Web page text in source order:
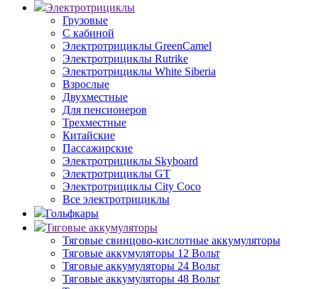
Электротрициклы
Грузовые
С кабиной
Электротрициклы GreenCamel
Электротрициклы Rutrike
Электротрициклы White Siberia
Взрослые
Двухместные
Для пенсионеров
Трехместные
Китайские
Пассажирские
Электротрициклы Skyboard
Электротрициклы GT
Электротрициклы City Coco
Все электротрициклы
Гольфкары
Тяговые аккумуляторы
Тяговые свинцово-кислотные аккумуляторы
Тяговые аккумуляторы 12 Вольт
Тяговые аккумуляторы 24 Вольт
Тяговые аккумуляторы 48 Вольт